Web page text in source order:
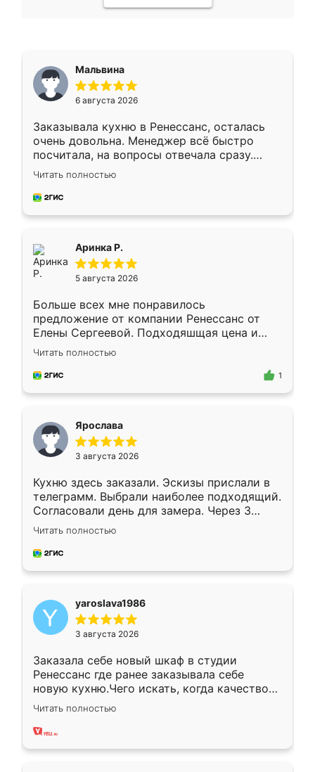
Мальвина
6 августа 2026
Заказывала кухню в Ренессанс, осталась
очень довольна. Менеджер всё быстро
посчитала, на вопросы отвечала сразу.
Замерщик приехал в субботу, подошёл к
делу со всей ответственностью. Собрали
за день, ребята работали аккуратно, даже
Читать полностью
Аринка Р.
5 августа 2026
Больше всех мне понравилось
предложение от компании Ренессанс от
Елены Сергеевой. Подходяшщая цена и
короткие сроки изготовления. Приехавший
для замера сотрудник Владислав
предложил по моему эскизу самый
Читать полностью
1
Ярослава
3 августа 2026
Кухню здесь заказали. Эскизы прислали в
телеграмм. Выбрали наиболее подходящий.
Согласовали день для замера. Через 3
недели кухня была уже готова. Остались
довольны работой. Спасибо Ренессанс
мебель за качественную работу!
Читать полностью
yaroslava1986
3 августа 2026
Заказала себе новый шкаф в студии
Ренессанс где ранее заказывала себе
новую кухню.Чего искать, когда качеством
вполне довольна. Служит кухня уже почти
два года, нареканий нет.
Читать полностью